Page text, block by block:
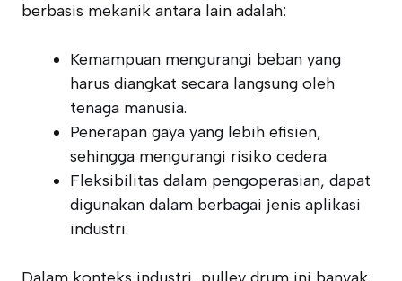
berbasis mekanik antara lain adalah:
Kemampuan mengurangi beban yang
harus diangkat secara langsung oleh
tenaga manusia.
Penerapan gaya yang lebih efisien,
sehingga mengurangi risiko cedera.
Fleksibilitas dalam pengoperasian, dapat
digunakan dalam berbagai jenis aplikasi
industri.